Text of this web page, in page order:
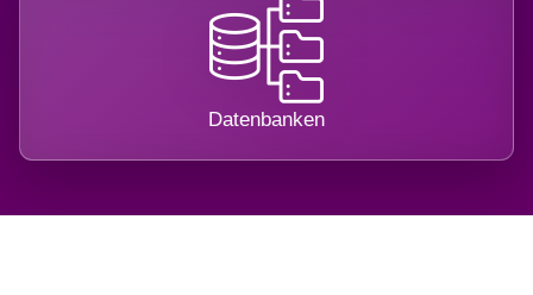
Datenbanken